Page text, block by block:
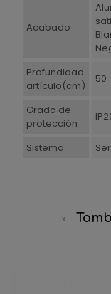
Acabado
Profundidad
artículo(cm)
50
Grado de
protección
Sistema